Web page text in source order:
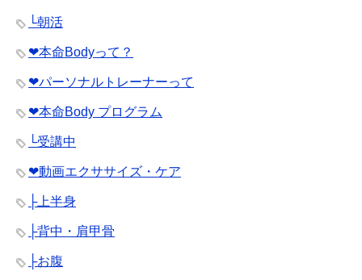
└朝活
❤︎本命Bodyって？
❤︎パーソナルトレーナーって
❤︎本命Body プログラム
└受講中
❤︎動画エクササイズ・ケア
├上半身
├背中・肩甲骨
├お腹